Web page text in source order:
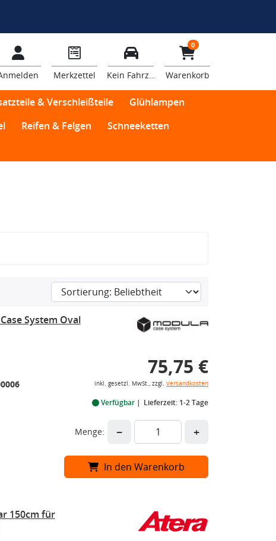
Merkzettel Kein Fahrzeug
0
Warenkorb
& Verschleißteile
Glühlampen
Reifen & Felgen
Schneeketten
System Oval
75,75 €
inkl. gesetzl. MwSt., zzgl. Versandkosten
Verfügbar Lieferzeit: 1-2 Tage
Menge: − +
In den Warenkorb
150cm für